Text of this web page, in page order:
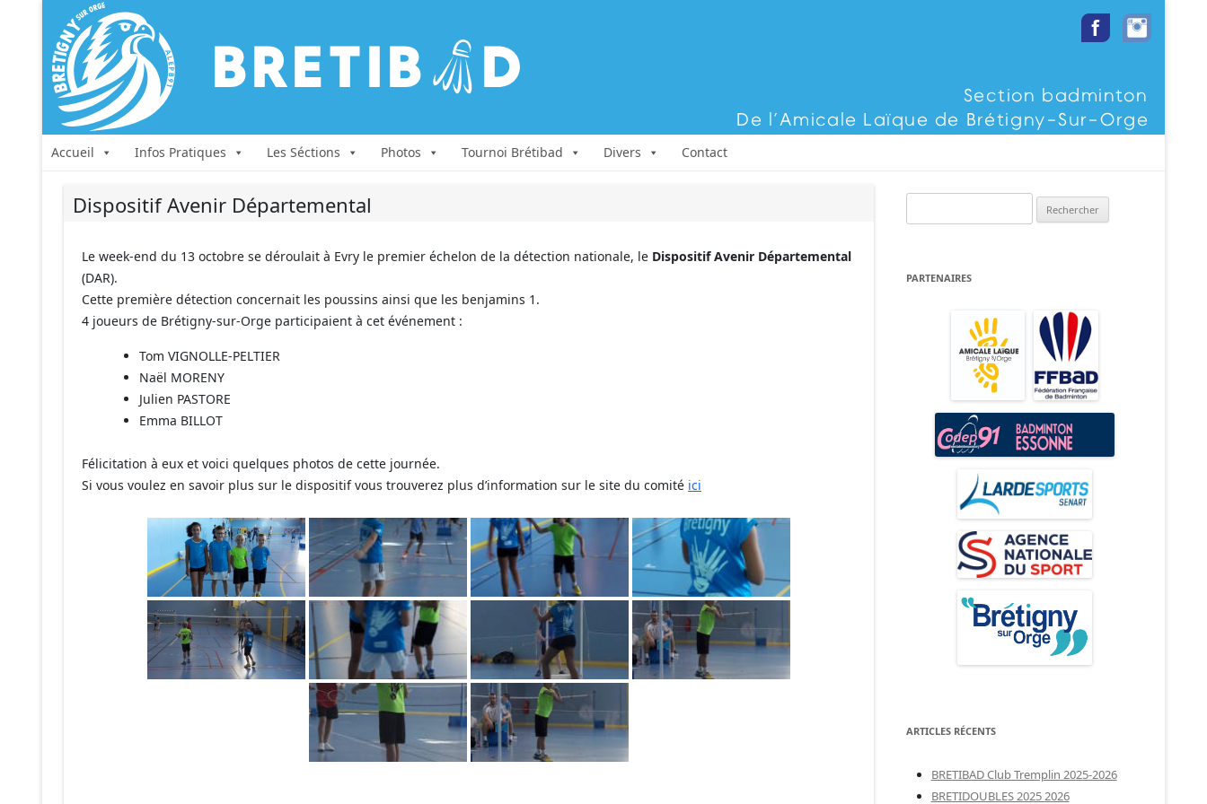
Aller au contenu
Accueil Infos Pratiques Les Séctions Photos Tournoi Brétibad Divers Contact
Dispositif Avenir Départemental
Le week-end du 13 octobre se déroulait à Evry le premier échelon de la détection nationale, le Dispositif Avenir Départemental
(DAR).
Cette première détection concernait les poussins ainsi que les benjamins 1.
4 joueurs de Brétigny-sur-Orge participaient à cet événement :
Tom VIGNOLLE-PELTIER
Naël MORENY
Julien PASTORE
Emma BILLOT
Félicitation à eux et voici quelques photos de cette journée.
Si vous voulez en savoir plus sur le dispositif vous trouverez plus d’information sur le site du comité ici
PARTENAIRES
ARTICLES RÉCENTS
BRETIBAD Club Tremplin 2025-2026
BRETIDOUBLES 2025 2026